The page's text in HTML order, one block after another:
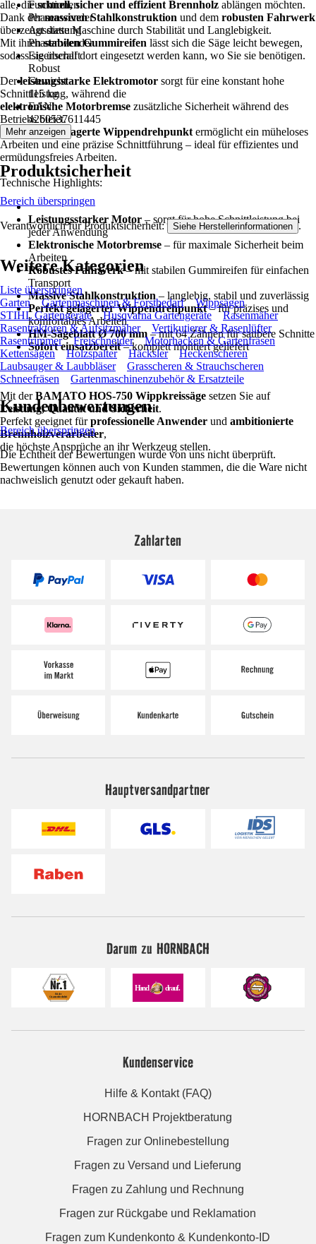
Funktionen
Phasenwender
Ausstattung
Phasenwender
Eigenschaft
Robust
Gewicht
115 kg
EAN
4260537611445
alle, dieschnell, sicher und effizient Brennholz ablängen möchten.
Dank dermassiven Stahlkonstruktion und dem robusten Fahrwerk
überzeugt diese Maschine durch Stabilität und Langlebigkeit.
Mit ihrenstabilen Gummireifen lässt sich die Säge leicht bewegen,
sodass sie überall dort eingesetzt werden kann, wo Sie sie benötigen.
Derleistungsstarke Elektromotor sorgt für eine konstant hohe
Schnittleistung, während die
elektronische Motorbremse zusätzliche Sicherheit während des
Betriebs bietet.
Derperfekt gelagerte Wippendrehpunkt ermöglicht ein müheloses
Arbeiten und eine präzise Schnittführung – ideal für effizientes und
ermüdungsfreies Arbeiten.
Technische Highlights:
Leistungsstarker Motor – sorgt für hohe Schnittleistung bei
jeder Anwendung
Elektronische Motorbremse – für maximale Sicherheit beim
Arbeiten
Robustes Fahrwerk– mit stabilen Gummireifen für einfachen
Transport
Massive Stahlkonstruktion – langlebig, stabil und zuverlässig
Perfekt gelagerter Wippendrehpunkt– für präzises und
komfortables Arbeiten
HM-Sägeblatt Ø 700 mm – mit 64 Zähnen für saubere Schnitte
Sofort einsatzbereit– komplett montiert geliefert
Mit derBAMATO HOS-750 Wippkreissäge setzen Sie auf
Leistung, Qualität und Sicherheit.
Perfekt geeignet fürprofessionelle Anwender und ambitionierte
Brennholzverarbeiter,
die höchste Ansprüche an ihr Werkzeug stellen.
Mehr anzeigen
Produktsicherheit
Bereich überspringen
Verantwortlich für Produktsicherheit: Siehe Herstellerinformationen .
Weitere Kategorien
Liste überspringen
Garten
Gartenmaschinen & Forstbedarf
Wippsägen
STIHL Gartengeräte
Husqvarna Gartengeräte
Rasenmäher
Rasentraktoren & Aufsitzmäher
Vertikutierer & Rasenlüfter
Rasentrimmer
Freischneider
Motorhacken & Gartenfräsen
Kettensägen
Holzspalter Häcksler
Heckenscheren
Laubsauger & Laubbläser
Grasscheren & Strauchscheren
Schneefräsen
Gartenmaschinenzubehör & Ersatzteile
Kundenbewertungen
Bereich überspringen
Die Echtheit der Bewertungen wurde von uns nicht überprüft.
Bewertungen können auch von Kunden stammen, die die Ware nicht
nachweislich genutzt oder gekauft haben.
Zahlarten
Hauptversandpartner
Darum zu HORNBACH
Kundenservice
Hilfe & Kontakt (FAQ)
HORNBACH Projektberatung
Fragen zur Onlinebestellung
Fragen zu Versand und Lieferung
Fragen zu Zahlung und Rechnung
Fragen zur Rückgabe und Reklamation
Fragen zum Kundenkonto & Kundenkonto-ID